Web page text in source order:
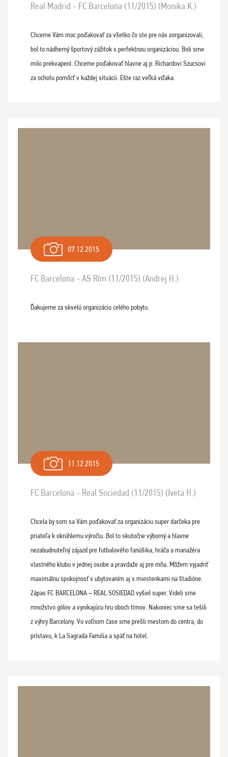
Real Madrid - FC Barcelona (11/2015) (Monika K.)
Chceme Vám moc poďakovať za všetko čo ste pre nás zorganizovali,
bol to nádherný športový zážitok s perfektnou organizáciou. Boli sme
milo prekvapení. Chceme poďakovať hlavne aj p. Richardovi Szucsovi
za ochotu pomôcť v každej situácii. Ešte raz veľká vďaka.
07.12.2015
FC Barcelona - AS Rím (11/2015) (Andrej H.)
Ďakujeme za skvelú organizáciu celého pobytu.
11.12.2015
FC Barcelona - Real Sociedad (11/2015) (Iveta H.)
Chcela by som sa Vám poďakovať za organizáciu super darčeka pre
priateľa k okrúhlemu výročiu. Bol to skutočne výborný a hlavne
nezabudnuteľný zájazd pre futbalového fanúšika, hráča a manažéra
vlastného klubu v jednej osobe a pravdaže aj pre mňa. Môžem vyjadriť
maximálnu spokojnosť s ubytovaním aj s miestenkami na štadióne.
Zápas FC BARCELONA – REAL SOSIEDAD vyšiel super. Videli sme
množstvo gólov a vynikajúcu hru oboch tímov. Nakoniec sme sa tešili
z výhry Barcelony. Vo voľnom čase sme prešli mestom do centra, do
prístavu, k La Sagrada Familia a späť na hotel.